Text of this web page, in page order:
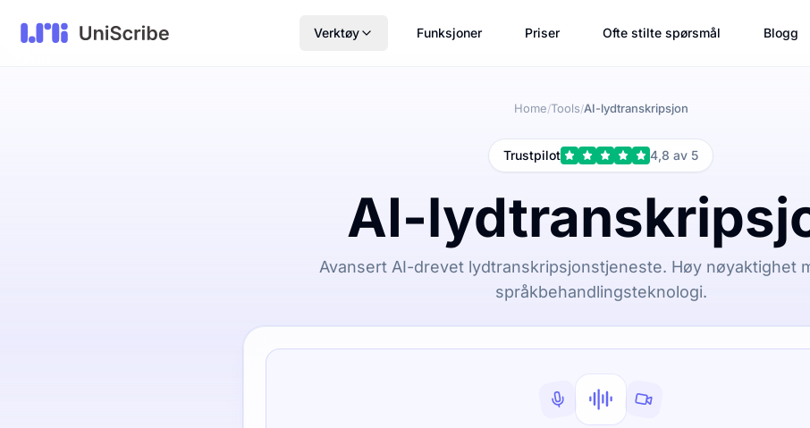
Verktøy Funksjoner Priser Ofte stilte spørsmål Blogg
Home/Tools/AI-lydtranskripsjon
Trustpilot 4,8 av 5
AI-
Avansert AI-drevet lydtranskripsjonstjeneste. Høy nøyaktighet
språkbehandlingsteknologi.